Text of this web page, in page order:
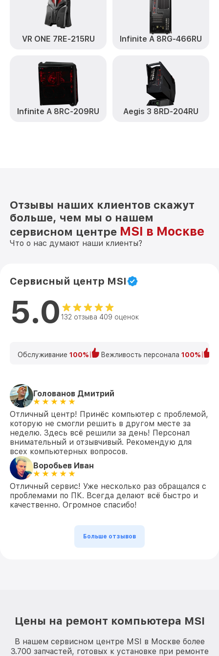
VR ONE 7RE-215RU Infinite A 8RG-466RU
Infinite A 8RC-209RU Aegis 3 8RD-204RU
Отзывы наших клиентов скажут
больше, чем мы о нашем
сервисном центре MSI в Москве
Что о нас думают наши клиенты?
Сервисный центр MSI
5.0 132 отзыва 409 оценок
Обслуживание 100% Вежливость персонала 100%
Голованов Дмитрий
Отличный центр! Принёс компьютер с проблемой,
которую не смогли решить в другом месте за
неделю. Здесь всё решили за день! Персонал
внимательный и отзывчивый. Рекомендую для
всех компьютерных вопросов.
Воробьев Иван
Отличный сервис! Уже несколько раз обращался с
проблемами по ПК. Всегда делают всё быстро и
качественно. Огромное спасибо!
Больше отзывов
Цены на ремонт компьютера MSI
В нашем сервисном центре MSI в Москве более
3.700 запчастей, готовых к установке при ремонте